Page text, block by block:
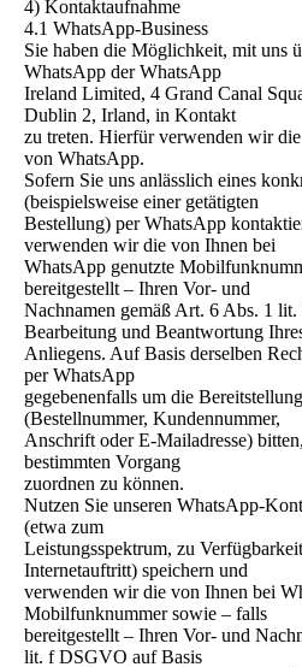
4) Kontaktaufnahme
4.1 WhatsApp-Business
Sie haben die Möglichkeit, mit uns
WhatsApp der WhatsApp
Ireland Limited, 4 Grand Canal
Dublin 2, Irland, in Kontakt
zu treten. Hierfür verwenden wir
von WhatsApp.
Sofern Sie uns anlässlich eines
(beispielsweise einer getätigten
Bestellung) per WhatsApp
verwenden wir die von Ihnen bei
WhatsApp genutzte
bereitgestellt – Ihren Vor- und
Nachnamen gemäß Art. 6 Abs. 1
Bearbeitung und Beantwortung
Anliegens. Auf Basis derselben
per WhatsApp
gegebenenfalls um die
(Bestellnummer, Kundennummer,
Anschrift oder E-Mailadresse)
bestimmten Vorgang
zuordnen zu können.
Nutzen Sie unseren WhatsApp-
(etwa zum
Leistungsspektrum, zu
Internetauftritt) speichern und
verwenden wir die von Ihnen bei
Mobilfunknummer sowie – falls
bereitgestellt – Ihren Vor- und
lit. f DSGVO auf Basis